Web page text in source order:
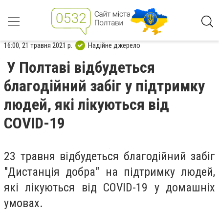
16:00, 21 травня 2021 р. Надійне джерело
У Полтаві відбудеться
благодійний забіг у підтримку
людей, які лікуються від
COVID-19
23 травня відбудеться благодійний забіг
"Дистанція добра" на підтримку людей,
які лікуються від COVID-19 у домашніх
умовах.